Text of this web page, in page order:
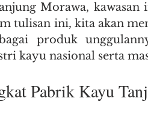
entry doors woodinville
pabrik kayu terdekat
Morawa,
tulisan ini, kita akan
produk
kayu nasional serta
Pabrik Kayu